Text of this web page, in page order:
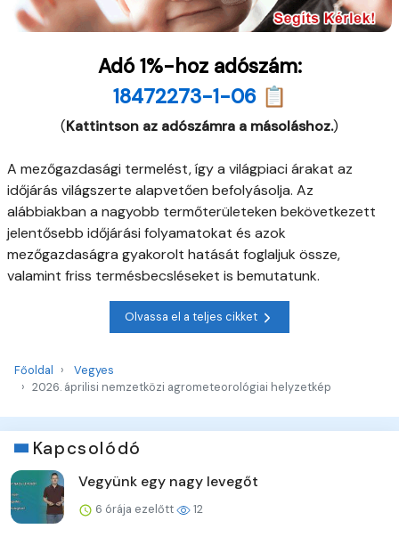
Adó 1%-hoz adószám:
18472273-1-06 📋
(Kattintson az adószámra a másoláshoz.)
A mezőgazdasági termelést, így a világpiaci árakat az
időjárás világszerte alapvetően befolyásolja. Az
alábbiakban a nagyobb termőterületeken bekövetkezett
jelentősebb időjárási folyamatokat és azok
mezőgazdaságra gyakorolt hatását foglaljuk össze,
valamint friss termésbecsléseket is bemutatunk.
Olvassa el a teljes cikket
Főoldal
Vegyes
2026. áprilisi nemzetközi agrometeorológiai helyzetkép
Kapcsolódó
Vegyünk egy nagy levegőt
6 órája ezelőtt 12